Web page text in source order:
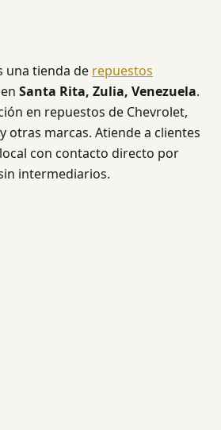
una tienda de repuestos
Santa Rita, Zulia, Venezuela.
en repuestos de Chevrolet,
otras marcas. Atiende a clientes
con contacto directo por
intermediarios.